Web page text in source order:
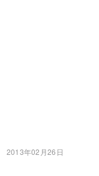
2013年02月26日